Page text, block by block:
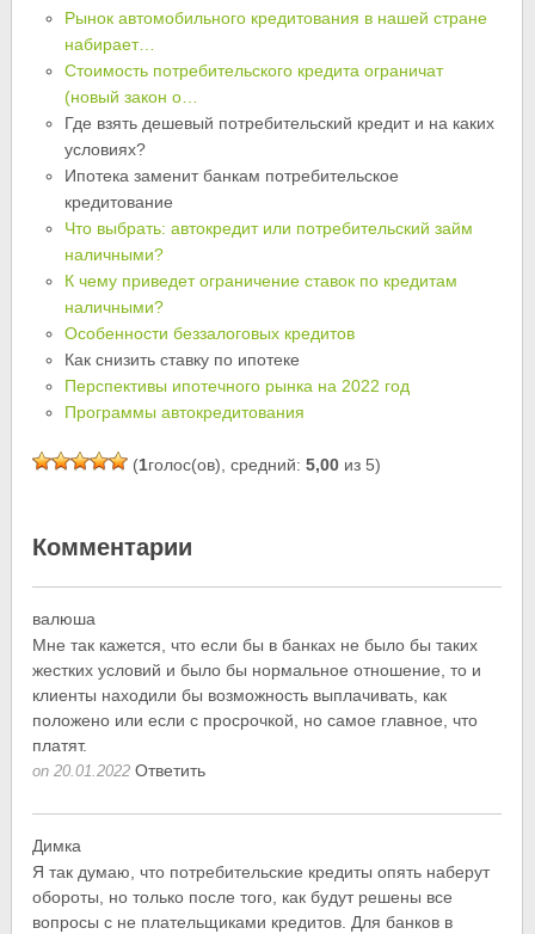
Рынок автомобильного кредитования в нашей стране
набирает…
Стоимость потребительского кредита ограничат
(новый закон о…
Где взять дешевый потребительский кредит и на каких
условиях?
Ипотека заменит банкам потребительское
кредитование
Что выбрать: автокредит или потребительский займ
наличными?
К чему приведет ограничение ставок по кредитам
наличными?
Особенности беззалоговых кредитов
Как снизить ставку по ипотеке
Перспективы ипотечного рынка на 2022 год
Программы автокредитования
(1голос(ов), средний:5,00 из 5)
Комментарии
валюша
Мне так кажется, что если бы в банках не было бы таких
жестких условий и было бы нормальное отношение, то и
клиенты находили бы возможность выплачивать, как
положено или если с просрочкой, но самое главное, что
платят.
on 20.01.2022 Ответить
Димка
Я так думаю, что потребительские кредиты опять наберут
обороты, но только после того, как будут решены все
вопросы с не плательщиками кредитов. Для банков в